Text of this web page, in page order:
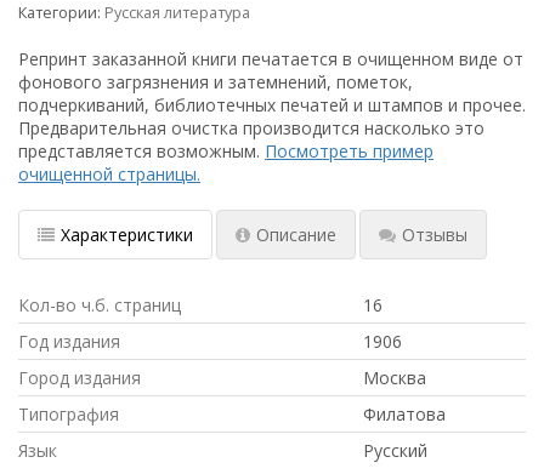
Категории: Русская литература
Репринт заказанной книги печатается в очищенном виде от
фонового загрязнения и затемнений, пометок,
подчеркиваний, библиотечных печатей и штампов и прочее.
Предварительная очистка производится насколько это
представляется возможным. Посмотреть пример
очищенной страницы.
Характеристики Описание Отзывы
Кол-во ч.б. страниц
16
Год издания
1906
Город издания
Москва
Типография
Филатова
Язык
Русский